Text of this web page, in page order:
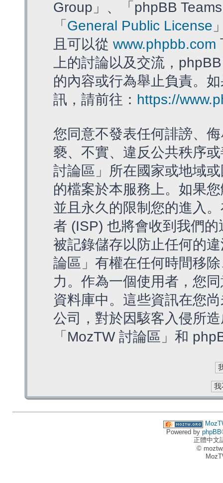
Group」、「phpBB
「 General Public License
且可以從 www.phpbb.com
上的討論以及交流，
的內容或行為舉止負責。
訊，請前往： https://
您同意不發表任何誹謗、
褻、不實、違反公共秩序
討論區」所在國家或地域
的檔案於本服務上。如果
並且永久的限制您的進入
者 (ISP) 也將會收到我們
被記錄儲存以防止任何的
論區」有權在任何時間移
力。作為一個使用者，您
資料庫中。這些資訊在您
公司，對於因駭客入侵所
「MozTW 討論區」和
Powered by phpBB
正體中文
©